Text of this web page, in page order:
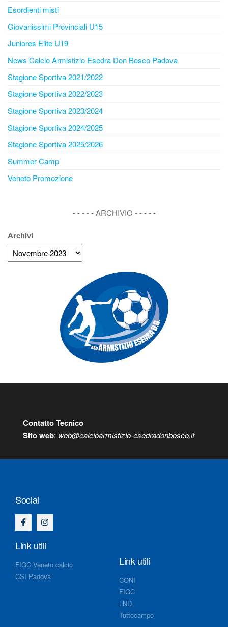
Esordienti misti
Giovanissimi Provinciali U15
Juniores Elite U19
News Calcio Armistizio Esedra Don Bosco Padova
Stagione Sportiva 2021/2022
Stagione Sportiva 2022/2023
Stagione Sportiva 2023/2024
Stagione Sportiva 2024/2025
Stagione Sportiva 2025/2026
Summer Camp
Veneto Promozione
- - - - - ARCHIVIO - - - - -
Archivi
Contatto Tecnico
Sito web: web@calcioarmistizio-esedradonbosco.it
Social
Link utili
FIGC Veneto calcio
CSI Padova
Link utili
CONI
FIGC
LND
Tuttocampo